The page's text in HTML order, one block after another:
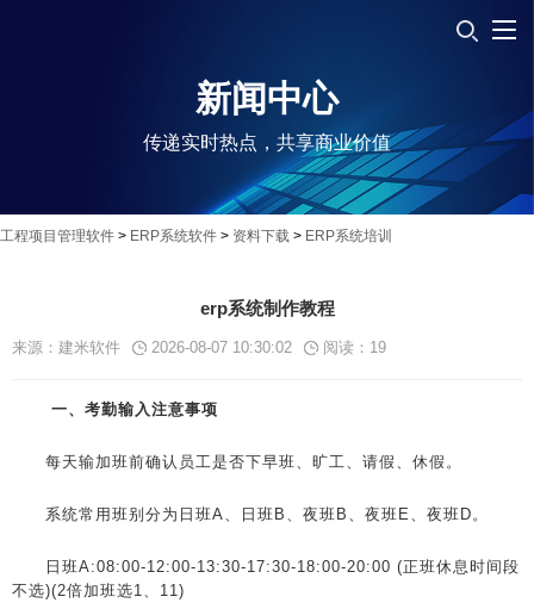
新闻中心
传递实时热点，共享商业价值
工程项目管理软件 > ERP系统软件 > 资料下载 > ERP系统培训
erp系统制作教程
来源：建米软件 2026-08-07 10:30:02 阅读： 19
一、考勤输入注意事项
每天输加班前确认员工是否下早班、旷工、请假、休假。
系统常用班别分为日班A、日班B、夜班B、夜班E、夜班D。
日班A:08:00-12:00-13:30-17:30-18:00-20:00 (正班休息时间段
不选)(2倍加班选1、11)